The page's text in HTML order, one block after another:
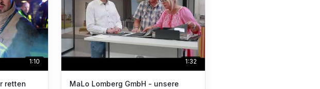
1:10
retten
1:32
MaLo Lomberg GmbH - unsere